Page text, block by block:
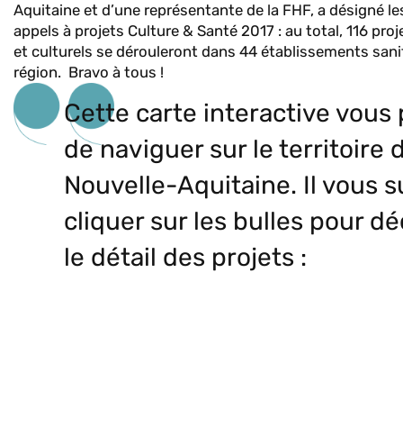
Aquitaine et d’une représentante de la FHF, a désigné
appels à projets Culture & Santé 2017 : au total, 116
et culturels se dérouleront dans 44 établissements
région. Bravo à tous !
Cette carte interactive vous
de naviguer sur le territoire
Nouvelle-Aquitaine. Il vous
cliquer sur les bulles pour
le détail des projets :